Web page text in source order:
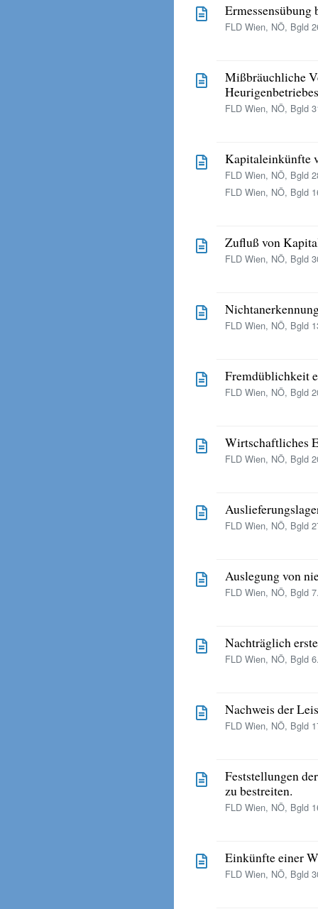
FLD Wien, NÖ, Bgld
Mißbräuchliche
FLD Wien, NÖ, Bgld
Kapitaleinkünfte
FLD Wien, NÖ, Bgld
FLD Wien, NÖ, Bgld
Zufluß von
FLD Wien, NÖ, Bgld
FLD Wien, NÖ, Bgld
Fremdüblichkeit
FLD Wien, NÖ, Bgld
Wirtschaftliches
FLD Wien, NÖ, Bgld
FLD Wien, NÖ, Bgld
Auslegung von
FLD Wien, NÖ, Bgld
Nachträglich
FLD Wien, NÖ, Bgld
Nachweis der
FLD Wien, NÖ, Bgld
Feststellungen
zu bestreiten.
FLD Wien, NÖ, Bgld
Einkünfte einer
FLD Wien, NÖ, Bgld